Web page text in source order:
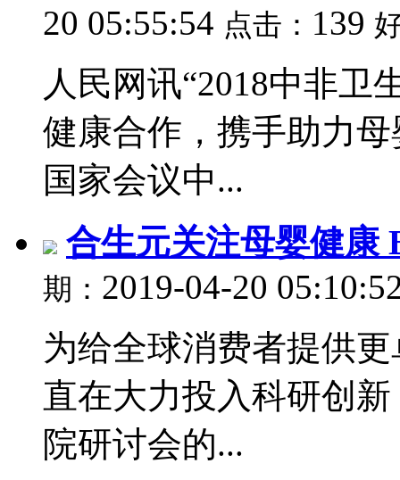
20 05:55:54 点击： 139
人民网讯“2018中非
健康合作，携手助力
国家会议中...
合生元关注母婴健康
期： 2019-04-20
为给全球消费者提供
直在大力投入科研创
院研讨会的...